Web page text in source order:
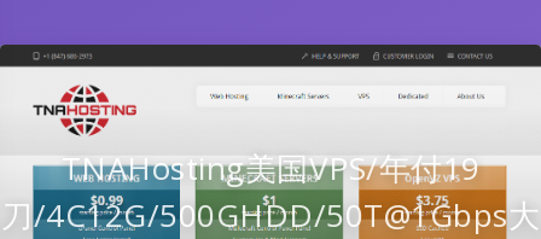
TNAHosting美国VPS/年付19
刀/4C12G/500GHDD/50T@1Gbps大